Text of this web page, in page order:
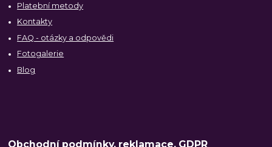
Platební metody
Kontakty
FAQ - otázky a odpovědi
Fotogalerie
Blog
Obchodní podmínky, reklamace, GDPR